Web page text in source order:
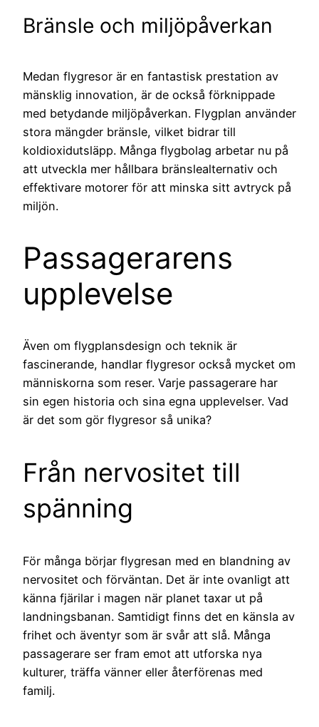
Bränsle och miljöpåverkan
Medan flygresor är en fantastisk prestation av
mänsklig innovation, är de också förknippade
med betydande miljöpåverkan. Flygplan använder
stora mängder bränsle, vilket bidrar till
koldioxidutsläpp. Många flygbolag arbetar nu på
att utveckla mer hållbara bränslealternativ och
effektivare motorer för att minska sitt avtryck på
miljön.
Passagerarens
upplevelse
Även om flygplansdesign och teknik är
fascinerande, handlar flygresor också mycket om
människorna som reser. Varje passagerare har
sin egen historia och sina egna upplevelser. Vad
är det som gör flygresor så unika?
Från nervositet till
spänning
För många börjar flygresan med en blandning av
nervositet och förväntan. Det är inte ovanligt att
känna fjärilar i magen när planet taxar ut på
landningsbanan. Samtidigt finns det en känsla av
frihet och äventyr som är svår att slå. Många
passagerare ser fram emot att utforska nya
kulturer, träffa vänner eller återförenas med
familj.